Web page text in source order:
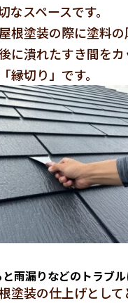
なスペースです。
根塗装の際に塗料
に潰れたすき間を
縁切り」です。
雨漏りなどのトラブル
塗装の仕上げとして